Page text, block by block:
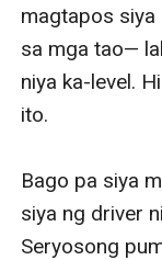
magtapos siya
sa mga tao—
niya ka-level.
ito.
Bago pa siya
siya ng driver
Seryosong